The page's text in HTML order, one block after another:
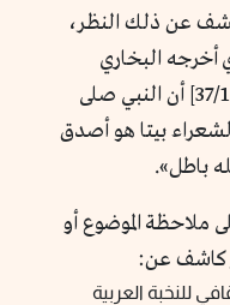
عن ذلك النظر،
أخرجه البخاري
[أحاديث الشعر للمقدسي، ص: 37/1] أن النبي صلى
بيتا هو أصدق
باطل».
ملاحظة الموضوع أو
كاشف عن:
للنخبة العربية